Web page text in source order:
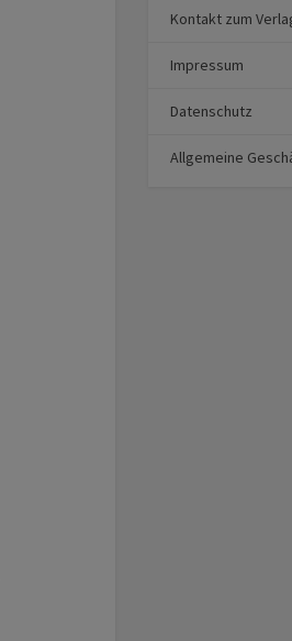
Kontakt zum
Impressum
Datenschutz
Allgemeine